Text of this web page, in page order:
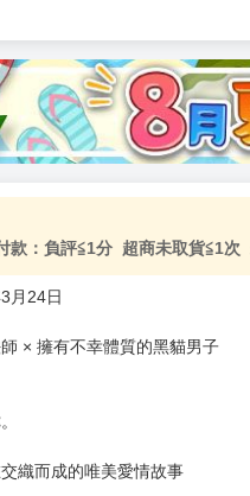
(加購品) 買動漫★《$15元-加固
+